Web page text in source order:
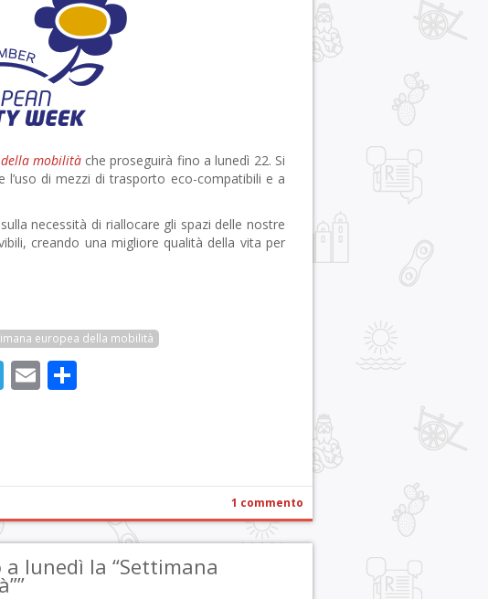
mobilitàche proseguirà fino a lunedì 22. Si
l’uso di mezzi di trasporto eco-compatibili e a
necessità di riallocare gli spazi delle nostre
creando una migliore qualità della vita per
europea della mobilità
Telegram
Email
1 commento
lunedì la “Settimana